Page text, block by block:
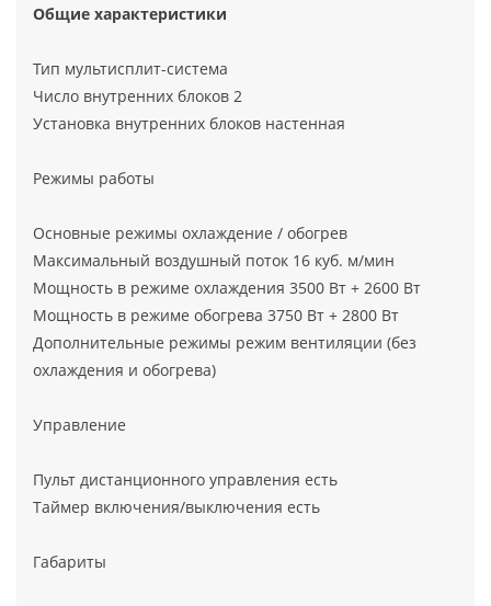
Общие характеристики
Тип мультисплит-система
Число внутренних блоков 2
Установка внутренних блоков настенная
Режимы работы
Основные режимы охлаждение / обогрев
Максимальный воздушный поток 16 куб. м/мин
Мощность в режиме охлаждения 3500 Вт + 2600 Вт
Мощность в режиме обогрева 3750 Вт + 2800 Вт
Дополнительные режимы режим вентиляции (без
охлаждения и обогрева)
Управление
Пульт дистанционного управления есть
Таймер включения/выключения есть
Габариты